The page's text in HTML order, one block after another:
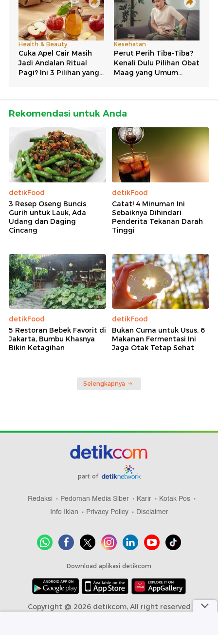
Rekomendasi untuk Anda
detikFood
3 Resep Oseng Buncis
Gurih untuk Lauk, Ada
Udang dan Daging
Cincang
detikFood
Catat! 4 Minuman Ini
Sebaiknya Dihindari
Penderita Tekanan Darah
Tinggi
detikFood
5 Restoran Bebek Favorit di
Jakarta, Bumbu Khasnya
Bikin Ketagihan
detikFood
Bukan Cuma untuk Usus, 6
Makanan Fermentasi Ini
Jaga Otak Tetap Sehat
Selengkapnya
part of
Redaksi Pedoman Media Siber Karir
Kotak Pos
Info Iklan
Privacy Policy Disclaimer
Download aplikasi detikcom
Copyright @ 2026 detikcom, All right reserved